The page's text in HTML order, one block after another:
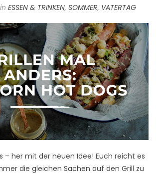
in ESSEN & TRINKEN, SOMMER, VATERTAG
– her mit der neuen Idee! Euch reicht es
die gleichen Sachen auf den Grill zu